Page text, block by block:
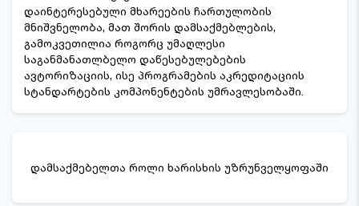
დაინტერესებული მხარეების ჩართულობის
მნიშვნელობა, მათ შორის დამსაქმებლების,
გამოკვეთილია როგორც უმაღლესი
საგანმანათლბელო დაწესებულებების
ავტორიზაციის, ისე პროგრამების აკრედიტაციის
სტანდარტების კომპონენტების უმრავლესობაში.
დამსაქმებელთა როლი ხარისხის უზრუნველყოფაში